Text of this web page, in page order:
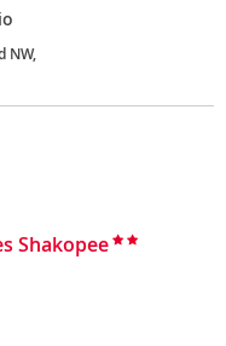
NW,
Shakopee